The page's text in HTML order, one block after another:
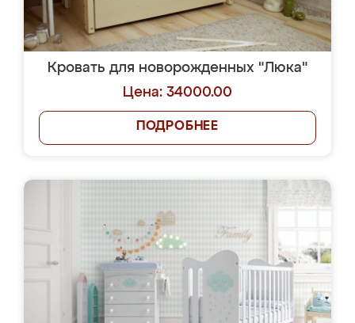
Кровать для новорожденных "Люка"
Цена: 34000.00
ПОДРОБНЕЕ